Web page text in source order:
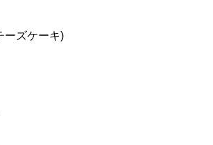
ーズケーキ)